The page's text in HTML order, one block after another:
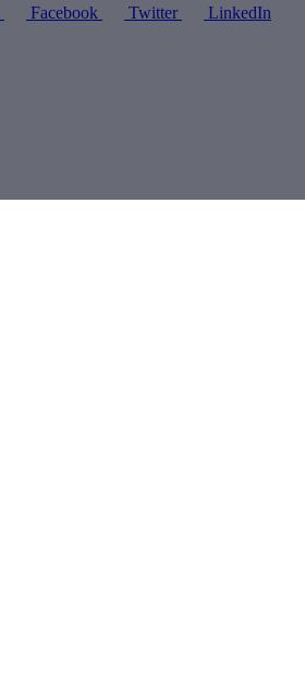
Facebook Twitter LinkedIn